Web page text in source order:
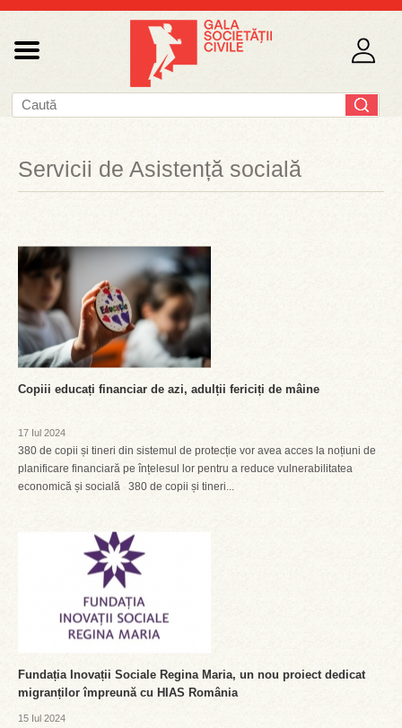
Servicii de Asistență socială
Copiii educați financiar de azi, adulții fericiți de mâine
17 Iul 2024
380 de copii și tineri din sistemul de protecție vor avea acces la noțiuni de
planificare financiară pe înțelesul lor pentru a reduce vulnerabilitatea
economică și socială 380 de copii și tineri...
Fundația Inovații Sociale Regina Maria, un nou proiect dedicat
migranților împreună cu HIAS România
15 Iul 2024